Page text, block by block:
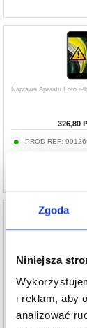
Zgoda
Niniejsza
i reklam, aby
analizować
Naprawa Aparatu Foto
326,80
PROD REF:
Naprawa LCD i Ekranu
208,30
PROD REF: